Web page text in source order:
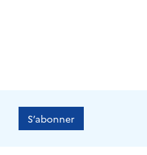
S’abonner